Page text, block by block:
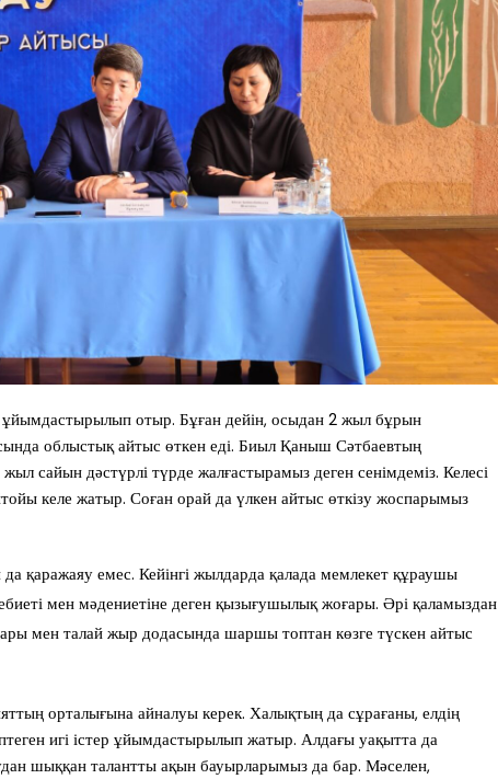
ұйымдастырылып отыр. Бұған дейін, осыдан 2 жыл бұрын
облыстық айтыс өткен еді. Биыл Қаныш Сәтбаевтың
сайын дәстүрлі түрде жалғастырамыз деген сенімдеміз. Келесі
келе жатыр. Соған орай да үлкен айтыс өткізу жоспарымыз
да қаражаяу емес. Кейінгі жылдарда қалада мемлекет құраушы
мен мәдениетіне деген қызығушылық жоғары. Әрі қаламыздан
мен талай жыр додасында шаршы топтан көзге түскен айтыс
орталығына айналуы керек. Халықтың да сұрағаны, елдің
игі істер ұйымдастырылып жатыр. Алдағы уақытта да
шыққан талантты ақын бауырларымыз да бар. Мәселен,